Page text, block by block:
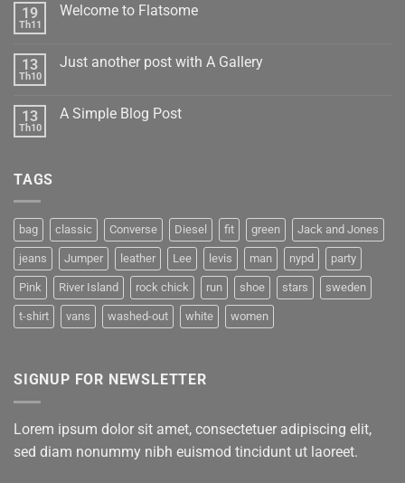
19
Th11
Welcome to Flatsome
13
Th10
Just another post with A Gallery
13
Th10
A Simple Blog Post
TAGS
bag classic Converse Diesel fit green Jack and Jones
jeans Jumper leather Lee levis man nypd party
Pink River Island rock chick run shoe stars sweden
t-shirt vans washed-out white women
SIGNUP FOR NEWSLETTER
Lorem ipsum dolor sit amet, consectetuer adipiscing elit,
sed diam nonummy nibh euismod tincidunt ut laoreet.